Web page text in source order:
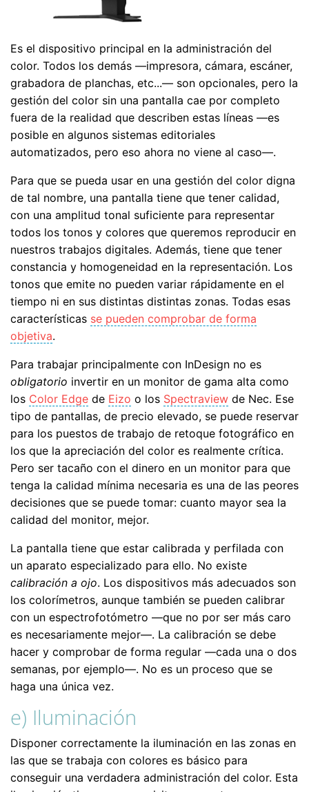
Es el dispositivo principal en la administración del
color. Todos los demás —impresora, cámara, escáner,
grabadora de planchas, etc...— son opcionales, pero la
gestión del color sin una pantalla cae por completo
fuera de la realidad que describen estas líneas —es
posible en algunos sistemas editoriales
automatizados, pero eso ahora no viene al caso—.
Para que se pueda usar en una gestión del color digna
de tal nombre, una pantalla tiene que tener calidad,
con una amplitud tonal suficiente para representar
todos los tonos y colores que queremos reproducir en
nuestros trabajos digitales. Además, tiene que tener
constancia y homogeneidad en la representación. Los
tonos que emite no pueden variar rápidamente en el
tiempo ni en sus distintas distintas zonas. Todas esas
características se pueden comprobar de forma
objetiva.
Para trabajar principalmente con InDesign no es
obligatorio invertir en un monitor de gama alta como
los Color Edge de Eizo o los Spectraview de Nec. Ese
tipo de pantallas, de precio elevado, se puede reservar
para los puestos de trabajo de retoque fotográfico en
los que la apreciación del color es realmente crítica.
Pero ser tacaño con el dinero en un monitor para que
tenga la calidad mínima necesaria es una de las peores
decisiones que se puede tomar: cuanto mayor sea la
calidad del monitor, mejor.
La pantalla tiene que estar calibrada y perfilada con
un aparato especializado para ello. No existe
calibración a ojo. Los dispositivos más adecuados son
los colorímetros, aunque también se pueden calibrar
con un espectrofotómetro —que no por ser más caro
es necesariamente mejor—. La calibración se debe
hacer y comprobar de forma regular —cada una o dos
semanas, por ejemplo—. No es un proceso que se
haga una única vez.
e) Iluminación
Disponer correctamente la iluminación en las zonas en
las que se trabaja con colores es básico para
conseguir una verdadera administración del color. Esta